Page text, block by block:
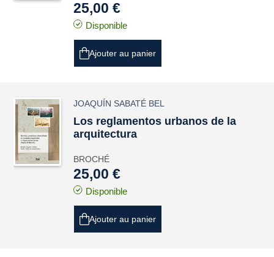
25,00 €
Disponible
Ajouter au panier
JOAQUÍN SABATÉ BEL
Los reglamentos urbanos de la
arquitectura
BROCHÉ
25,00 €
Disponible
Ajouter au panier